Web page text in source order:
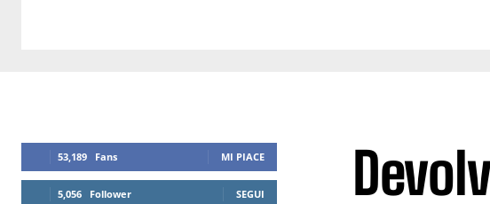
53,189 Fans MI PIACE
5,056 Follower SEGUI